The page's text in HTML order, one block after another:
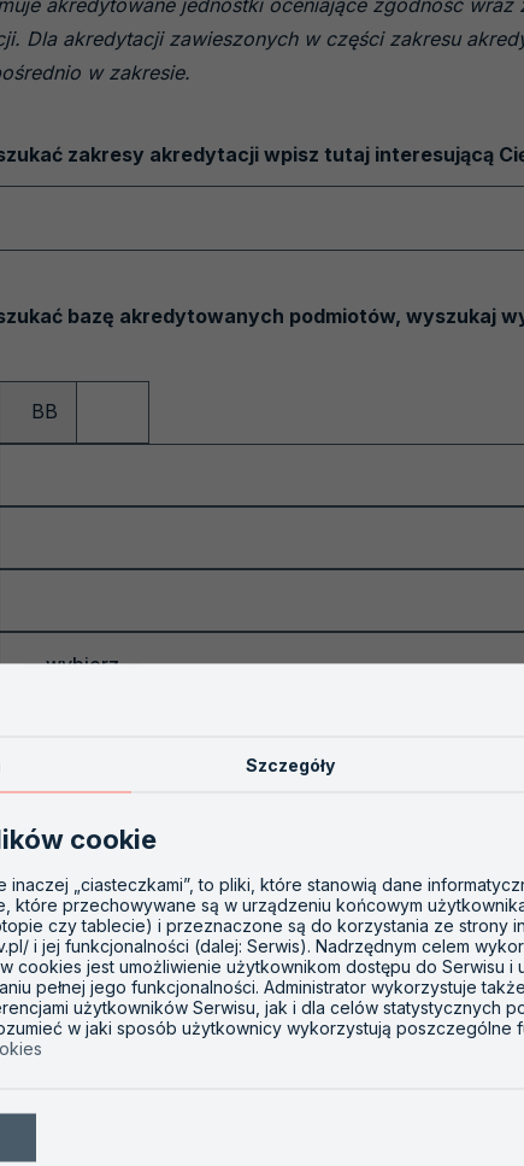
akredytowane jednostki oceniające zgodność wraz
Dla akredytacji zawieszonych w części zakresu
w zakresie.
zakresy akredytacji wpisz tutaj interesującą
bazę akredytowanych podmiotów, wyszukaj
BB
-- wybierz --
Szczegóły
cookie
inaczej „ciasteczkami”, to pliki, które stanowią dane
które przechowywane są w urządzeniu końcowym
czy tablecie) i przeznaczone są do korzystania ze strony
i jej funkcjonalności (dalej: Serwis). Nadrzędnym celem
cookies jest umożliwienie użytkownikom dostępu do Serwisu i
pełnej jego funkcjonalności. Administrator wykorzystuje
użytkowników Serwisu, jak i dla celów statystycznych
w jaki sposób użytkownicy wykorzystują poszczególne